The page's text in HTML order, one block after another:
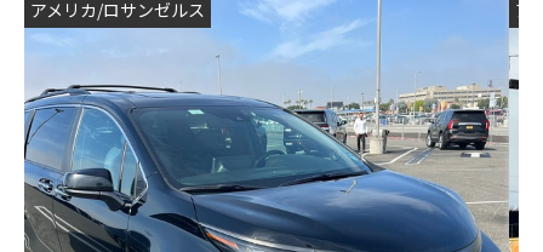
アメリカ/ロサンゼルス ア